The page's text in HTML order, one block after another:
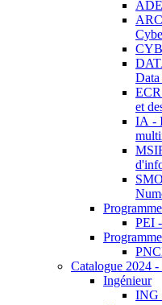
et
IA -
PEI
Catalogue 2024 -
Ingénieur
ING